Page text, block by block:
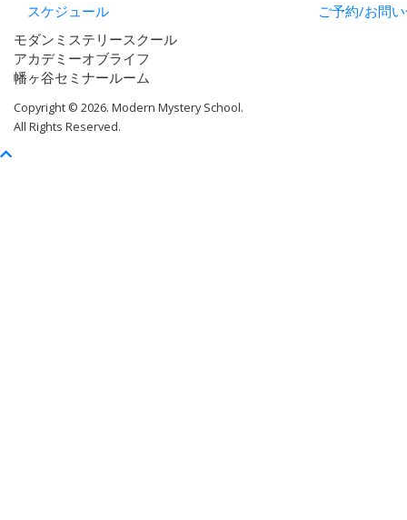
スケジュール
ご予約/お問
モダンミステリースクール
アカデミーオブライフ
幡ヶ谷セミナールーム
Copyright © 2026. Modern Mystery School.
All Rights Reserved.